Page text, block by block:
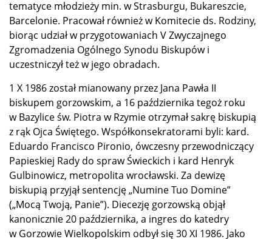
tematyce młodzieży min. w Strasburgu, Bukareszcie,
Barcelonie. Pracował również w Komitecie ds. Rodziny,
biorąc udział w przygotowaniach V Zwyczajnego
Zgromadzenia Ogólnego Synodu Biskupów i
uczestniczył też w jego obradach.
1 X 1986 został mianowany przez Jana Pawła II
biskupem gorzowskim, a 16 października tegoż roku
w Bazylice św. Piotra w Rzymie otrzymał sakrę biskupią
z rąk Ojca Świętego. Współkonsekratorami byli: kard.
Eduardo Francisco Pironio, ówczesny przewodniczący
Papieskiej Rady do spraw Świeckich i kard Henryk
Gulbinowicz, metropolita wrocławski. Za dewizę
biskupią przyjął sentencję „Numine Tuo Domine”
(„Mocą Twoją, Panie”). Diecezję gorzowską objął
kanonicznie 20 października, a ingres do katedry
w Gorzowie Wielkopolskim odbył się 30 XI 1986. Jako